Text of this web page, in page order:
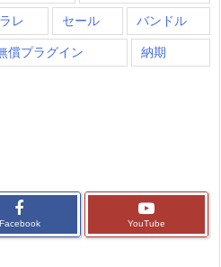
レ セール バンドル
償プラグイン 納期
Facebook YouTube